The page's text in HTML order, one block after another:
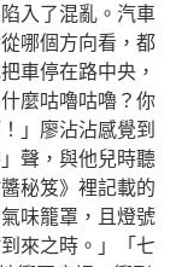
入了混亂。汽車
哪個方向看，都
車停在路中央，
麼咕嚕咕嚕？你
」廖沾沾感覺到
聲，與他兒時聽
秘笈》裡記載的
味籠罩，且燈號
來之時。」「七